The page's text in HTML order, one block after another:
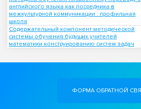
английского языка как посредника в
межкультурной коммуникации : профильная
школа
Содержательный компонент методической
системы обучения будущих учителей
математики конструированию систем задач
ФОРМА ОБРАТНОЙ